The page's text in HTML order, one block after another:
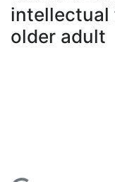
intellectual
older adult